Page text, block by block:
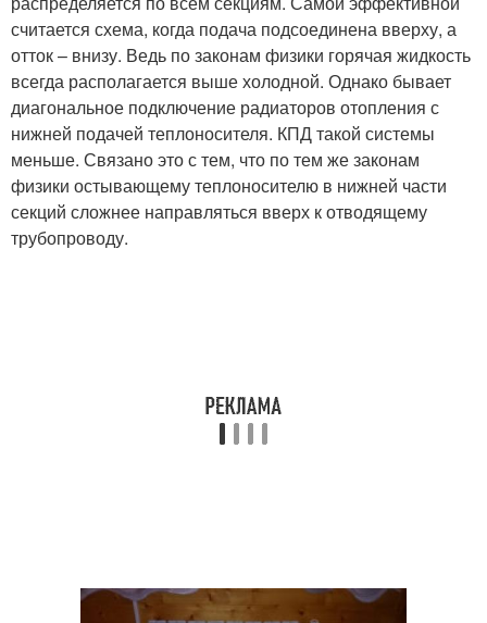
считается схема, когда подача подсоединена вверху, а
отток – внизу. Ведь по законам физики горячая жидкость
всегда располагается выше холодной. Однако бывает
диагональное подключение радиаторов отопления с
нижней подачей теплоносителя. КПД такой системы
меньше. Связано это с тем, что по тем же законам
физики остывающему теплоносителю в нижней части
секций сложнее направляться вверх к отводящему
трубопроводу.